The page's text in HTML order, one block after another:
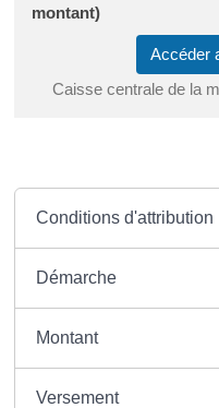
montant)
Accéder
Caisse centrale de la
Conditions d'attribution
Démarche
Montant
Versement